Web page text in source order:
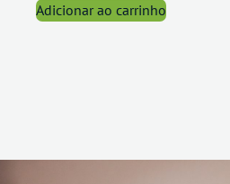
Adicionar ao carrinho